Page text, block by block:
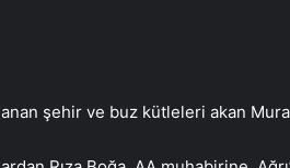
şehir ve buz kütleleri akan